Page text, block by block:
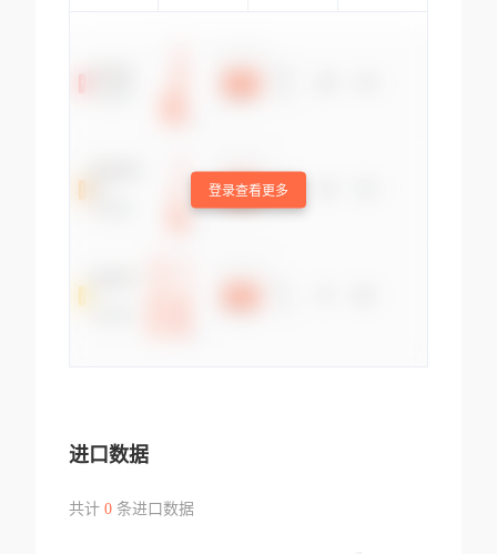
登录查看更多
进口数据
共计 0条进口数据